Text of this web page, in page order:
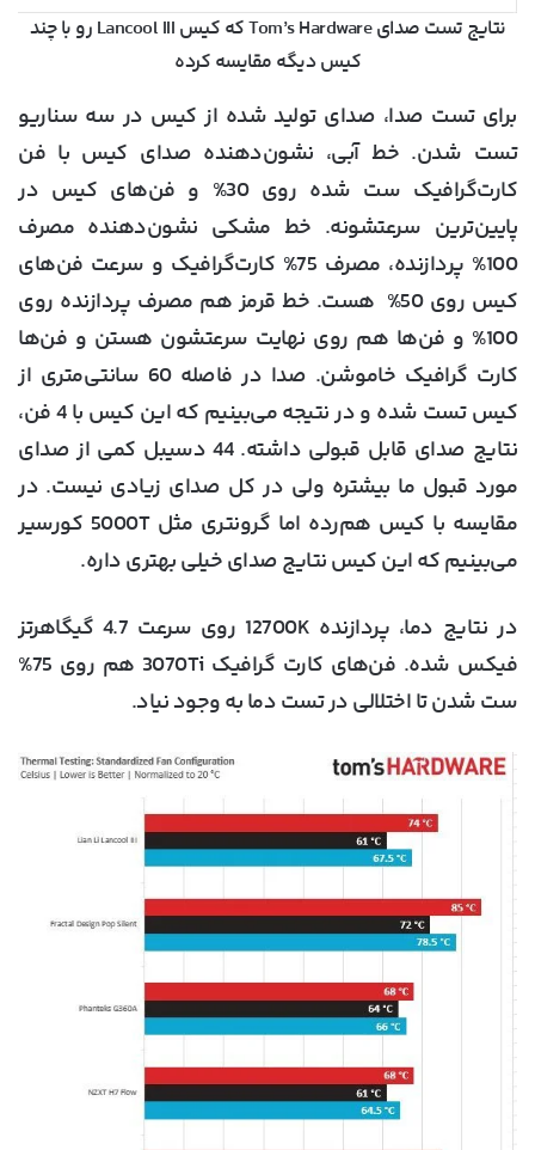
نتایج تست صدای Tom’s Hardware که کیس Lancool III رو با چند
کیس دیگه مقایسه کرده
برای تست صدا، صدای تولید شده از کیس در سه سناریو
تست شدن. خط آبی، نشون‌دهنده صدای کیس با فن
کارت‌گرافیک ست شده روی 30% و فن‌های کیس در
پایین‌ترین سرعتشونه. خط مشکی نشون‌دهنده مصرف
100% پردازنده، مصرف 75% کارت‌گرافیک و سرعت فن‌های
کیس روی 50% هست. خط قرمز هم مصرف پردازنده روی
100% و فن‌ها هم روی نهایت سرعتشون هستن و فن‌ها
کارت گرافیک خاموشن. صدا در فاصله 60 سانتی‌متری از
کیس تست شده و در نتیجه می‌بینیم که این کیس با 4 فن،
نتایج صدای قابل قبولی داشته. 44 دسیبل کمی از صدای
مورد قبول ما بیشتره ولی در کل صدای زیادی نیست. در
مقایسه با کیس هم‌رده اما گرونتری مثل 5000T کورسیر
می‌بینیم که این کیس نتایج صدای خیلی بهتری داره.
در نتایج دما، پردازنده 12700K روی سرعت 4.7 گیگاهرتز
فیکس شده. فن‌های کارت گرافیک 3070Ti هم روی 75%
ست شدن تا اختلالی در تست دما به وجود نیاد.